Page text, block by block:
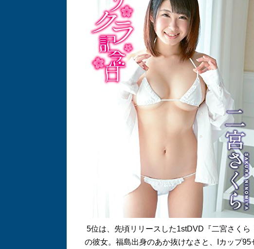
5位は、先頃リリースした1stDVD 『二宮さく
の彼女。福島出身のあか抜けなさと、
カップ95